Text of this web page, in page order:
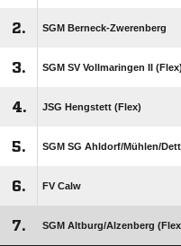
2. SGM Berneck-Zwerenberg
3. SGM SV Vollmaringen II (Flex)
4. JSG Hengstett (Flex)
5. SGM SG Ahldorf/​Mühlen/​
6. FV Calw
7. SGM Altburg/​Alzenberg